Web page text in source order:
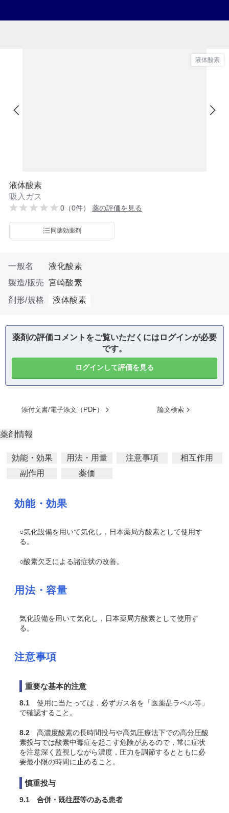
液体酸素
液体酸素
吸入ガス
0（0件） 薬の評価を見る
同薬効薬剤
一般名
液化酸素
製造/販売 宮崎酸素
剤形/規格
液体酸素
薬剤の評価コメントをご覧いただくにはログインが必要
です。
ログインして評価を見る
添付文書/電子添文（PDF） 論文検索
薬剤情報
効能・効果 用法・用量 注意事項
相互作用
副作用
薬価
効能・効果
○気化設備を用いて気化し，日本薬局方酸素として使用す
る。
○酸素欠乏による諸症状の改善。
用法・容量
気化設備を用いて気化し，日本薬局方酸素として使用す
る。
注意事項
重要な基本的注意
8.1 使用に当たっては，必ずガス名を「医薬品ラベル等」
で確認すること。
8.2 高濃度酸素の長時間投与や高気圧療法下での高分圧酸
素投与では酸素中毒症を起こす危険があるので，常に症状
を注意深く監視しながら濃度，圧力を調節するとともに必
要最小限の時間に止めること。
慎重投与
9.1 合併・既往歴等のある患者